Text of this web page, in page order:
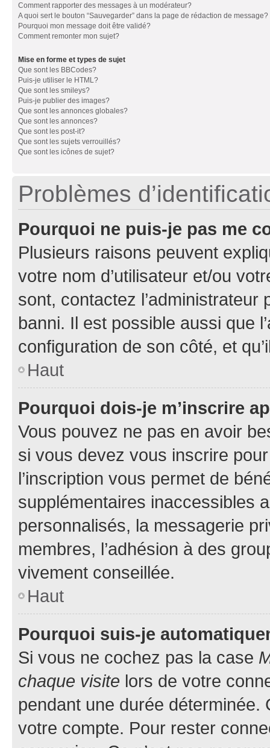
Comment rapporter des messages à un modérateur?
A quoi sert le bouton “Sauvegarder” dans la page de rédaction de message?
Pourquoi mon message doit être validé?
Comment remonter mon sujet?
Mise en forme et types de sujet
Que sont les BBCodes?
Puis-je utiliser le HTML?
Que sont les smileys?
Puis-je publier des images?
Que sont les annonces globales?
Que sont les annonces?
Que sont les post-it?
Que sont les sujets verrouillés?
Que sont les icônes de sujet?
Problèmes
Pourquoi ne puis-je pas me
Plusieurs raisons peuvent
votre nom d’utilisateur et/ou
sont, contactez l’administrateur
banni. Il est possible aussi que
configuration de son côté, et
Haut
Pourquoi dois-je m’inscrire
Vous pouvez ne pas en avoir
si vous devez vous inscrire
l’inscription vous permet de
supplémentaires inaccessibles
personnalisés, la messagerie
membres, l’adhésion à des
vivement conseillée.
Haut
Pourquoi suis-je
Si vous ne cochez pas la case
chaque visite lors de votre
pendant une durée déterminée.
votre compte. Pour rester